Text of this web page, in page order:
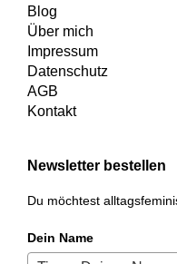
Blog
Über mich
Impressum
Datenschutz
AGB
Kontakt
Newsletter bestellen
Du möchtest
Dein Name